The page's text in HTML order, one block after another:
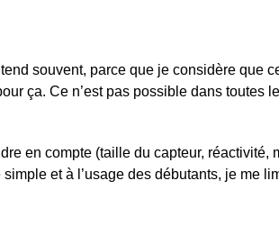
souvent, parce que je considère que
ça. Ce n’est pas possible dans toutes
en compte (taille du capteur,
et à l’usage des débutants, je me